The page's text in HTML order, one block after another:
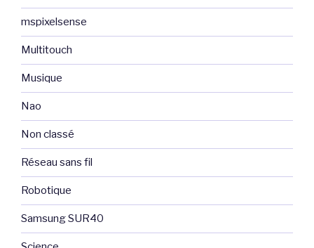
mspixelsense
Multitouch
Musique
Nao
Non classé
Réseau sans fil
Robotique
Samsung SUR40